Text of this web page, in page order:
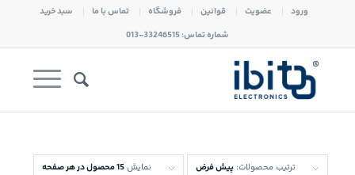
ورود عضویت قوانین فروشگاه تماس با ما
سبد خرید
شماره تماس: 33246515-013
ترتیب محصولات: پیش فرض نمایش 15 محصول در هر صفحه